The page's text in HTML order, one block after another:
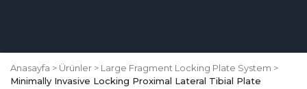
Anasayfa Ürünler
Large Fragment Locking Plate System
Minimally Invasive Locking Proximal Lateral Tibial Plate